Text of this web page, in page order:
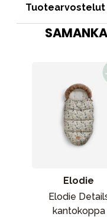
Tuotearvostelut
Elodie
Elodie
kantokoppa